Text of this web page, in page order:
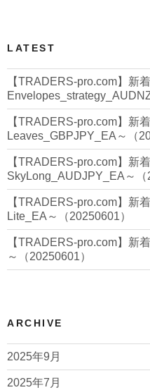
LATEST
【TRADERS-pro.com】新
【TRADERS-pro.com】新
Leaves_GBPJPY_EA～（
【TRADERS-pro.com】新
SkyLong_AUDJPY_EA～（
【TRADERS-pro.com】新
Lite_EA～（20250601）
【TRADERS-pro.com】新
～（20250601）
ARCHIVE
2025年9月
2025年7月